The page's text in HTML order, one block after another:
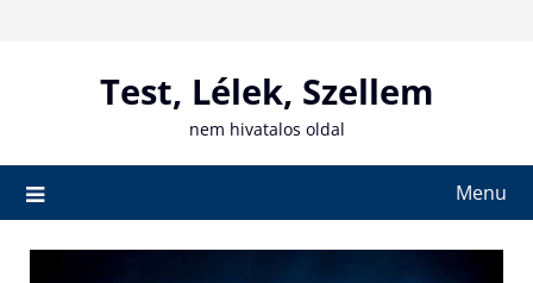
Test, Lélek, Szellem
nem hivatalos oldal
Menu